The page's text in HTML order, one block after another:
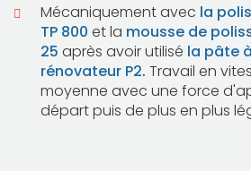
Mécaniquement avec la
TP 800 et la mousse de
25 après avoir utilisé la pâte
rénovateur P2. Travail en
moyenne avec une force
départ puis de plus en plus